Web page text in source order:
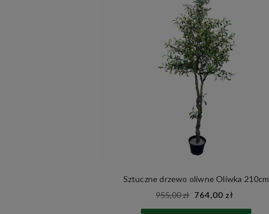
Sztuczne drzewo oliwne Oliwka 210cm
955,00 zł 764,00 zł